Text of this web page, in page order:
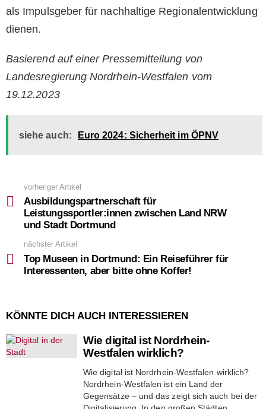
als Impulsgeber für nachhaltige Regionalentwicklung
dienen.
Basierend auf einer Pressemitteilung von
Landesregierung Nordrhein-Westfalen vom
19.12.2023
siehe auch: Euro 2024: Sicherheit im ÖPNV
more
vorheriger Artikel
Ausbildungspartnerschaft für
Leistungssportler:innen zwischen Land NRW
und Stadt Dortmund
nächster Artikel
Top Museen in Dortmund: Ein Reiseführer für
Interessenten, aber bitte ohne Koffer!
KÖNNTE DICH AUCH INTERESSIEREN
Wie digital ist Nordrhein-
Westfalen wirklich?
Wie digital ist Nordrhein-Westfalen wirklich?
Nordrhein-Westfalen ist ein Land der
Gegensätze – und das zeigt sich auch bei der